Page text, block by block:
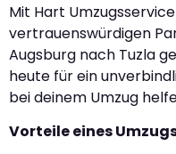
Mit Hart
vertrauenswürdigen
Augsburg nach Tuzla
heute für ein
bei deinem Umzug
Vorteile eines